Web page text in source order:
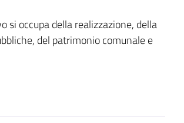
si occupa della realizzazione, della
del patrimonio comunale e